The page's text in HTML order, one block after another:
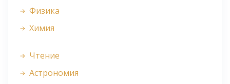
Физика
Химия
Чтение
Астрономия